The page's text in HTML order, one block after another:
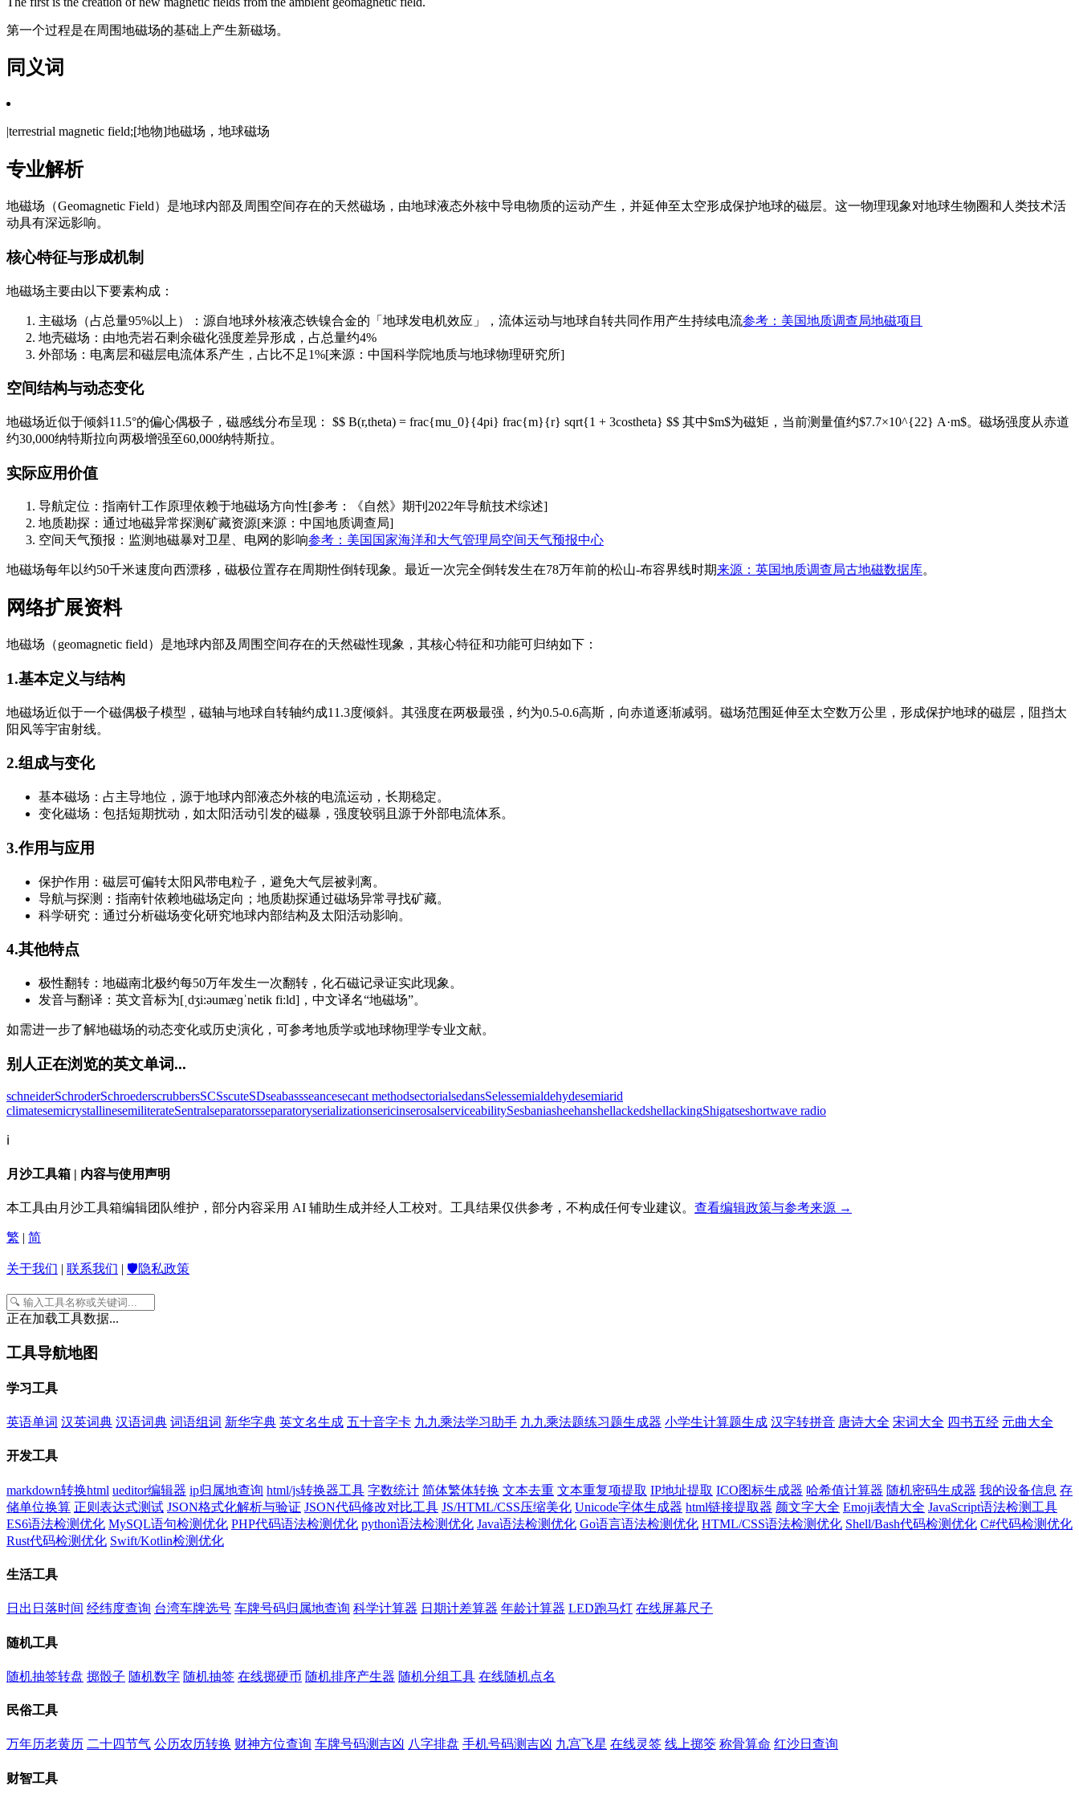
第一个过程是在周围地磁场的基础上产生新磁场。
同义词
|terrestrial magnetic field;[地物]地磁场，地球磁场
专业解析
地磁场（Geomagnetic Field）是地球内部及周围空间存在的天然磁场，由地球液态外核中导电物质的运动产生，并延伸至太空形成保护地球的磁层。这一物理现象对地球生物圈和人类技术活
动具有深远影响。
核心特征与形成机制
地磁场主要由以下要素构成：
主磁场（占总量95%以上）：源自地球外核液态铁镍合金的「地球发电机效应」，流体运动与地球自转共同作用产生持续电流参考：美国地质调查局地磁项目
地壳磁场：由地壳岩石剩余磁化强度差异形成，占总量约4%
外部场：电离层和磁层电流体系产生，占比不足1%[来源：中国科学院地质与地球物理研究所]
空间结构与动态变化
地磁场近似于倾斜11.5°的偏心偶极子，磁感线分布呈现： $$ B(r,theta) = frac{mu_0}{4pi} frac{m}{r} sqrt{1 + 3costheta} $$ 其中$m$为磁矩，当前测量值约$7.7×10^{22} A·m$。磁场强度从赤道
约30,000纳特斯拉向两极增强至60,000纳特斯拉。
实际应用价值
导航定位：指南针工作原理依赖于地磁场方向性[参考：《自然》期刊2022年导航技术综述]
地质勘探：通过地磁异常探测矿藏资源[来源：中国地质调查局]
空间天气预报：监测地磁暴对卫星、电网的影响参考：美国国家海洋和大气管理局空间天气预报中心
地磁场每年以约50千米速度向西漂移，磁极位置存在周期性倒转现象。最近一次完全倒转发生在78万年前的松山-布容界线时期来源：英国地质调查局古地磁数据库。
网络扩展资料
地磁场（geomagnetic field）是地球内部及周围空间存在的天然磁性现象，其核心特征和功能可归纳如下：
1.基本定义与结构
地磁场近似于一个磁偶极子模型，磁轴与地球自转轴约成11.3度倾斜。其强度在两极最强，约为0.5-0.6高斯，向赤道逐渐减弱。磁场范围延伸至太空数万公里，形成保护地球的磁层，阻挡太
阳风等宇宙射线。
2.组成与变化
基本磁场：占主导地位，源于地球内部液态外核的电流运动，长期稳定。
变化磁场：包括短期扰动，如太阳活动引发的磁暴，强度较弱且源于外部电流体系。
3.作用与应用
保护作用：磁层可偏转太阳风带电粒子，避免大气层被剥离。
导航与探测：指南针依赖地磁场定向；地质勘探通过磁场异常寻找矿藏。
科学研究：通过分析磁场变化研究地球内部结构及太阳活动影响。
4.其他特点
极性翻转：地磁南北极约每50万年发生一次翻转，化石磁记录证实此现象。
发音与翻译：英文音标为[ˌdʒi:əumæɡˈnetik fi:ld]，中文译名“地磁场”。
如需进一步了解地磁场的动态变化或历史演化，可参考地质学或地球物理学专业文献。
别人正在浏览的英文单词...
schneiderSchroderSchroederscrubbersSCSscuteSDseabassseancesecant methodsectorialsedansSelessemialdehydesemiarid
climatesemicrystallinesemiliterateSentralseparatorsseparatoryserializationsericinserosalserviceabilitySesbaniasheehanshellackedshellackingShigatseshortwave radio
ℹ️
月沙工具箱 | 内容与使用声明
本工具由月沙工具箱编辑团队维护，部分内容采用 AI 辅助生成并经人工校对。工具结果仅供参考，不构成任何专业建议。 查看编辑政策与参考来源 →
繁 | 简
关于我们 | 联系我们 | 🛡️隐私政策
正在加载工具数据...
工具导航地图
学习工具
英语单词 汉英词典 汉语词典 词语组词 新华字典 英文名生成 五十音字卡 九九乘法学习助手 九九乘法题练习题生成器 小学生计算题生成 汉字转拼音 唐诗大全 宋词大全 四书五经 元曲大全
开发工具
markdown转换html ueditor编辑器 ip归属地查询 html/js转换器工具 字数统计 简体繁体转换 文本去重 文本重复项提取 IP地址提取 ICO图标生成器 哈希值计算器 随机密码生成器 我的设备信息 存
储单位换算 正则表达式测试 JSON格式化解析与验证 JSON代码修改对比工具 JS/HTML/CSS压缩美化 Unicode字体生成器 html链接提取器 颜文字大全 Emoji表情大全 JavaScript语法检测工具
ES6语法检测优化 MySQL语句检测优化 PHP代码语法检测优化 python语法检测优化 Java语法检测优化 Go语言语法检测优化 HTML/CSS语法检测优化 Shell/Bash代码检测优化 C#代码检测优化
Rust代码检测优化 Swift/Kotlin检测优化
生活工具
日出日落时间 经纬度查询 台湾车牌选号 车牌号码归属地查询 科学计算器 日期计差算器 年龄计算器 LED跑马灯 在线屏幕尺子
随机工具
随机抽签转盘 掷骰子 随机数字 随机抽签 在线掷硬币 随机排序产生器 随机分组工具 在线随机点名
民俗工具
万年历老黄历 二十四节气 公历农历转换 财神方位查询 车牌号码测吉凶 八字排盘 手机号码测吉凶 九宫飞星 在线灵签 线上掷筊 称骨算命 红沙日查询
财智工具